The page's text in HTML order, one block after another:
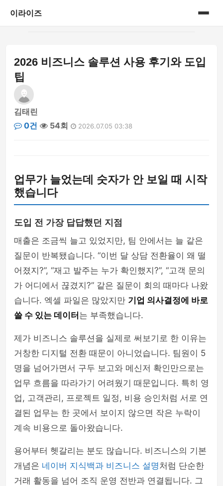
이라이즈
게시판
2026 비즈니스 솔루션 사용 후기와 도입
팁
김태린
0건
54회 2026.07.05 03:38
업무가 늘었는데 숫자가 안 보일 때 시작
했습니다
도입 전 가장 답답했던 지점
매출은 조금씩 늘고 있었지만, 팀 안에서는 늘 같은
질문이 반복됐습니다. “이번 달 상담 전환율이 왜 떨
어졌지?”, “재고 발주는 누가 확인했지?”, “고객 문의
가 어디에서 끊겼지?” 같은 질문이 회의 때마다 나왔
습니다. 엑셀 파일은 많았지만 기업 의사결정에 바로
쓸 수 있는 데이터 는 부족했습니다.
제가 비즈니스 솔루션을 실제로 써보기로 한 이유는
거창한 디지털 전환 때문이 아니었습니다. 팀원이 5
명을 넘어가면서 구두 보고와 메신저 확인만으로는
업무 흐름을 따라가기 어려웠기 때문입니다. 특히 영
업, 고객관리, 프로젝트 일정, 비용 승인처럼 서로 연
결된 업무는 한 곳에서 보이지 않으면 작은 누락이
계속 비용으로 돌아왔습니다.
용어부터 헷갈리는 분도 많습니다. 비즈니스의 기본
개념은 네이버 지식백과 비즈니스 설명처럼 단순한
거래 활동을 넘어 조직 운영 전반과 연결됩니다. 그